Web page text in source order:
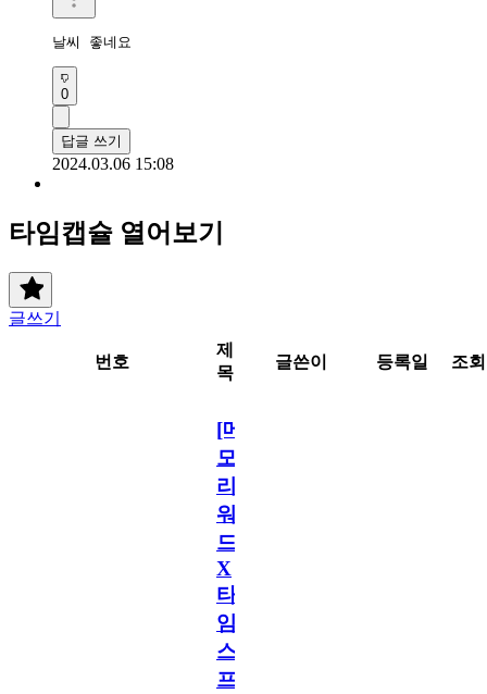
날씨 좋네요
0
답글 쓰기
2024.03.06 15:08
타임캡슐 열어보기
글쓰기
번호
제
목
글쓴이 등록일 조회
[메
모
리
워
드
X
타
임
스
프